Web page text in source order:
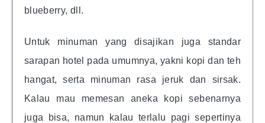
blueberry, dll.
Untuk minuman yang disajikan juga standar
sarapan hotel pada umumnya, yakni kopi dan teh
hangat, serta minuman rasa jeruk dan sirsak.
Kalau mau memesan aneka kopi sebenarnya
juga bisa, namun kalau terlalu pagi sepertinya